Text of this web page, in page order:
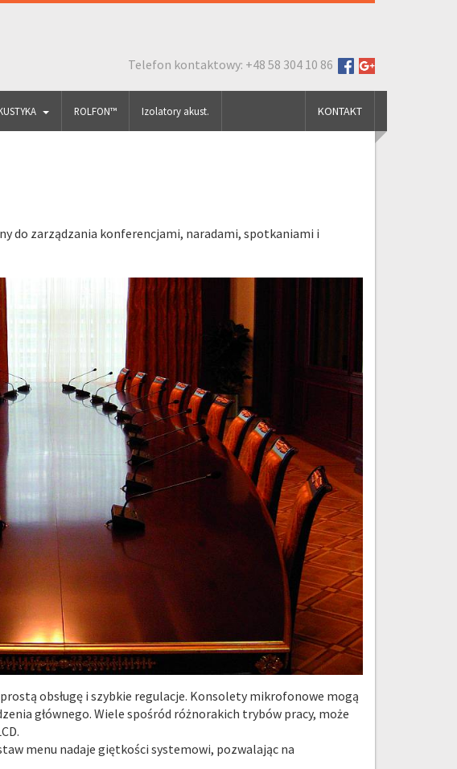
Telefon kontaktowy: +48 58 304 10 86
ROLFON™ Izolatory akust. KONTAKT
do zarządzania konferencjami, naradami, spotkaniami i
obsługę i szybkie regulacje. Konsolety mikrofonowe mogą
głównego. Wiele spośród różnorakich trybów pracy, może
menu nadaje giętkości systemowi, pozwalając na